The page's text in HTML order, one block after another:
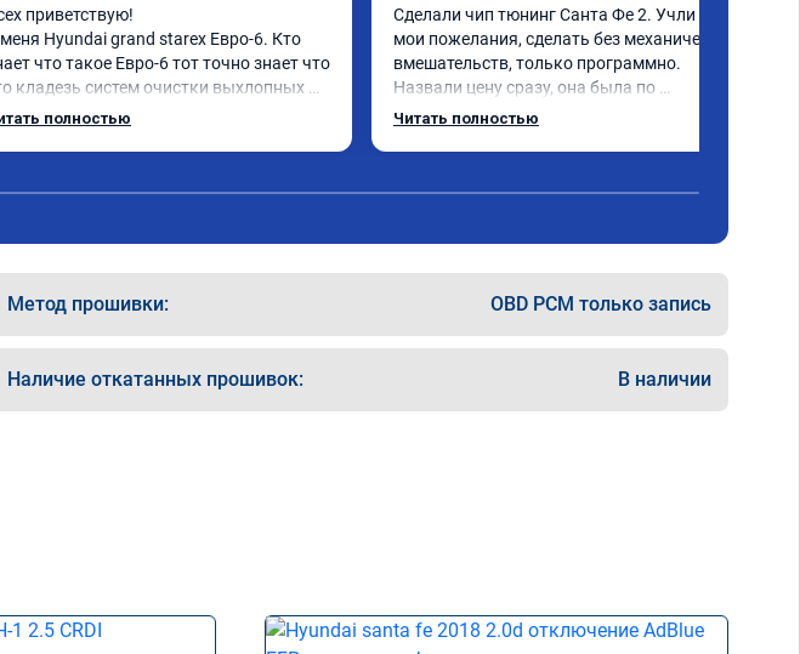
приветствую!
Hyundai grand starex Евро-6. Кто
что такое Евро-6 тот точно знает что
кладезь систем очистки выхлопных
там и ЕГР и мочевина, сажевый
Машина стала ракетой 🚀!!! Все
ничего теперь не мешает
в оживленном городе,
+1000 сразу.
общем рекомендую. Всем добра и
пути!
полностью
Сделали чип тюнинг Санта Фе 2. Учли все
мои пожелания, сделать без механических
вмешательств, только программно.
Назвали цену сразу, она была по
окончании работ без изменений.
Читать полностью
Метод прошивки: OBD PCM только запись
Наличие откатанных прошивок: В наличии